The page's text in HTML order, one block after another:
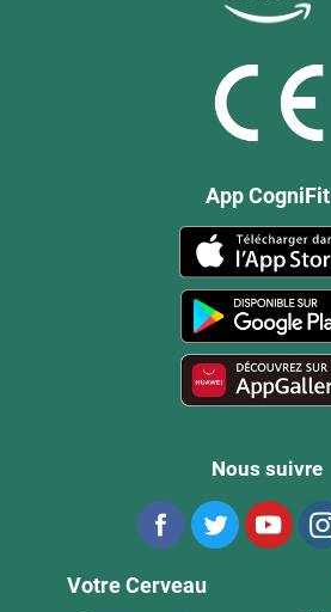
App CogniFit
Nous suivre
Votre Cerveau